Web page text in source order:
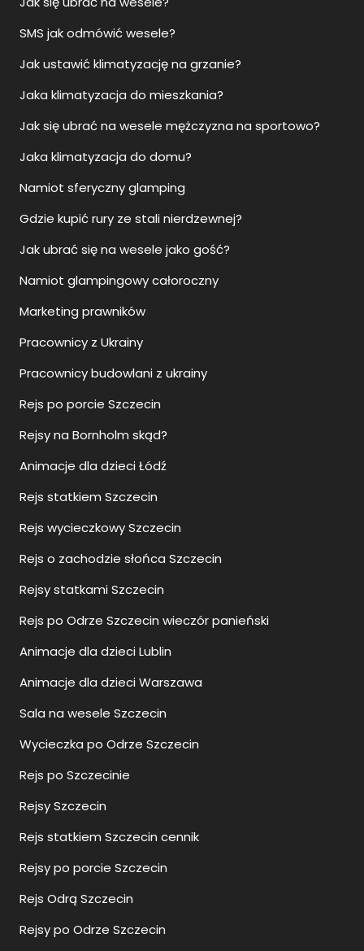
SMS jak odmówić wesele?
Jak ustawić klimatyzację na grzanie?
Jaka klimatyzacja do mieszkania?
Jak się ubrać na wesele mężczyzna na sportowo?
Jaka klimatyzacja do domu?
Namiot sferyczny glamping
Gdzie kupić rury ze stali nierdzewnej?
Jak ubrać się na wesele jako gość?
Namiot glampingowy całoroczny
Marketing prawników
Pracownicy z Ukrainy
Pracownicy budowlani z ukrainy
Rejs po porcie Szczecin
Rejsy na Bornholm skąd?
Animacje dla dzieci Łódź
Rejs statkiem Szczecin
Rejs wycieczkowy Szczecin
Rejs o zachodzie słońca Szczecin
Rejsy statkami Szczecin
Rejs po Odrze Szczecin wieczór panieński
Animacje dla dzieci Lublin
Animacje dla dzieci Warszawa
Sala na wesele Szczecin
Wycieczka po Odrze Szczecin
Rejs po Szczecinie
Rejsy Szczecin
Rejs statkiem Szczecin cennik
Rejsy po porcie Szczecin
Rejs Odrą Szczecin
Rejsy po Odrze Szczecin